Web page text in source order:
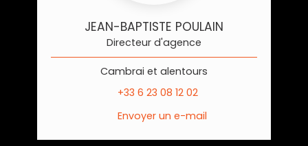
JEAN-BAPTISTE POULAIN
Directeur d'agence
Cambrai et alentours
+33 6 23 08 12 02
Envoyer un e-mail